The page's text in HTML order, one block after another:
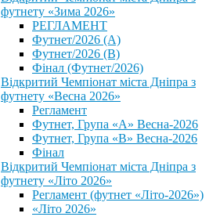
футнету «Зима 2026»
РЕГЛАМЕНТ
Футнет/2026 (А)
Футнет/2026 (В)
Фінал (Футнет/2026)
Відкритий Чемпіонат міста Дніпра з
футнету «Весна 2026»
Регламент
Футнет, Група «А» Весна-2026
Футнет, Група «В» Весна-2026
Фінал
Відкритий Чемпіонат міста Дніпра з
футнету «Літо 2026»
Регламент (футнет «Літо-2026»)
«Літо 2026»